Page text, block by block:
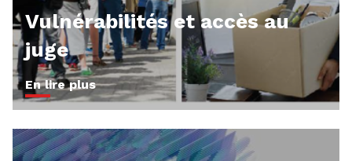
Vulnérabilités et accès au
juge
En lire plus